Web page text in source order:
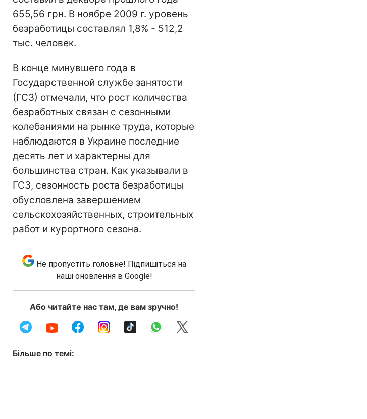
655,56 грн. В ноябре 2009 г. уровень
безработицы составлял 1,8% - 512,2
тыс. человек.
В конце минувшего года в
Государственной службе занятости
(ГСЗ) отмечали, что рост количества
безработных связан с сезонными
колебаниями на рынке труда, которые
наблюдаются в Украине последние
десять лет и характерны для
большинства стран. Как указывали в
ГСЗ, сезонность роста безработицы
обусловлена завершением
сельскохозяйственных, строительных
работ и курортного сезона.
Не пропустіть головне! Підпишіться на
наші оновлення в Google!
Або читайте нас там, де вам зручно!
Більше по темі: